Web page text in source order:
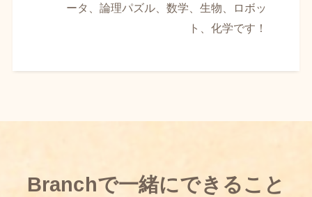
ータ、論理パズル、数学、生物、ロボッ
ト、化学です！
Branchで一緒にできること